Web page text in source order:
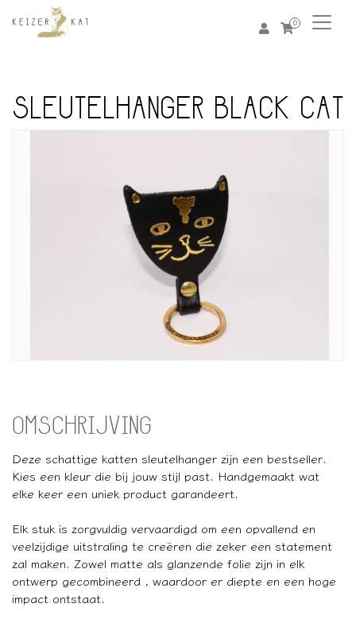
0
SLEUTELHANGER BLACK CAT
OMSCHRIJVING
Deze schattige katten sleutelhanger zijn een bestseller.
Kies een kleur die bij jouw stijl past. Handgemaakt wat
elke keer een uniek product garandeert.
Elk stuk is zorgvuldig vervaardigd om een opvallend en
veelzijdige uitstraling te creëren die zeker een statement
zal maken. Zowel matte als glanzende folie zijn in elk
ontwerp gecombineerd , waardoor er diepte en een hoge
impact ontstaat.